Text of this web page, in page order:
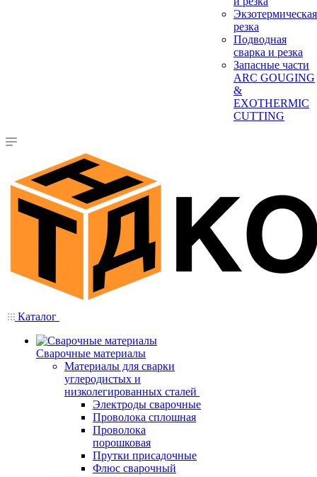
Экзотермическая
резка
Подводная
сварка и резка
Запасные части
ARC GOUGING
&
EXOTHERMIC
CUTTING
Каталог
Сварочные материалы
Материалы для сварки
углеродистых и
низколегированных сталей
Электроды сварочные
Проволока сплошная
Проволока
порошковая
Прутки присадочные
Флюс сварочный